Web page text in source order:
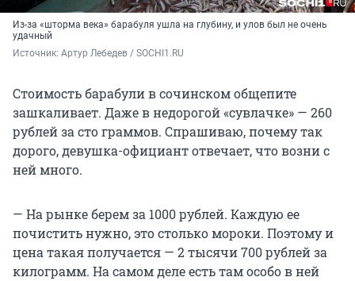
Из-за «шторма века» барабуля ушла на глубину, и улов был не очень
удачный
Источник: Артур Лебедев / SOCHI1.RU
Стоимость барабули в сочинском общепите
зашкаливает. Даже в недорогой «сувлачке» — 260
рублей за сто граммов. Спрашиваю, почему так
дорого, девушка-официант отвечает, что возни с
ней много.
— На рынке берем за 1000 рублей. Каждую ее
почистить нужно, это столько мороки. Поэтому и
цена такая получается — 2 тысячи 700 рублей за
килограмм. На самом деле есть там особо в ней